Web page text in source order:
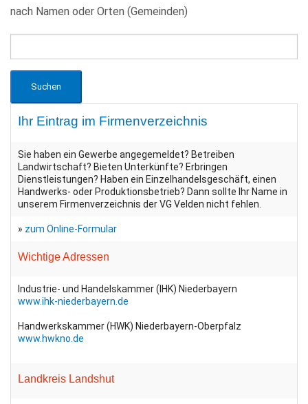
nach Namen oder Orten (Gemeinden)
Ihr Eintrag im Firmenverzeichnis
Sie haben ein Gewerbe angegemeldet? Betreiben
Landwirtschaft? Bieten Unterkünfte? Erbringen
Dienstleistungen? Haben ein Einzelhandelsgeschäft, einen
Handwerks- oder Produktionsbetrieb? Dann sollte Ihr Name in
unserem Firmenverzeichnis der VG Velden nicht fehlen.
» zum Online-Formular
Wichtige Adressen
Industrie- und Handelskammer (IHK) Niederbayern
www.ihk-niederbayern.de
Handwerkskammer (HWK) Niederbayern-Oberpfalz
www.hwkno.de
Landkreis Landshut